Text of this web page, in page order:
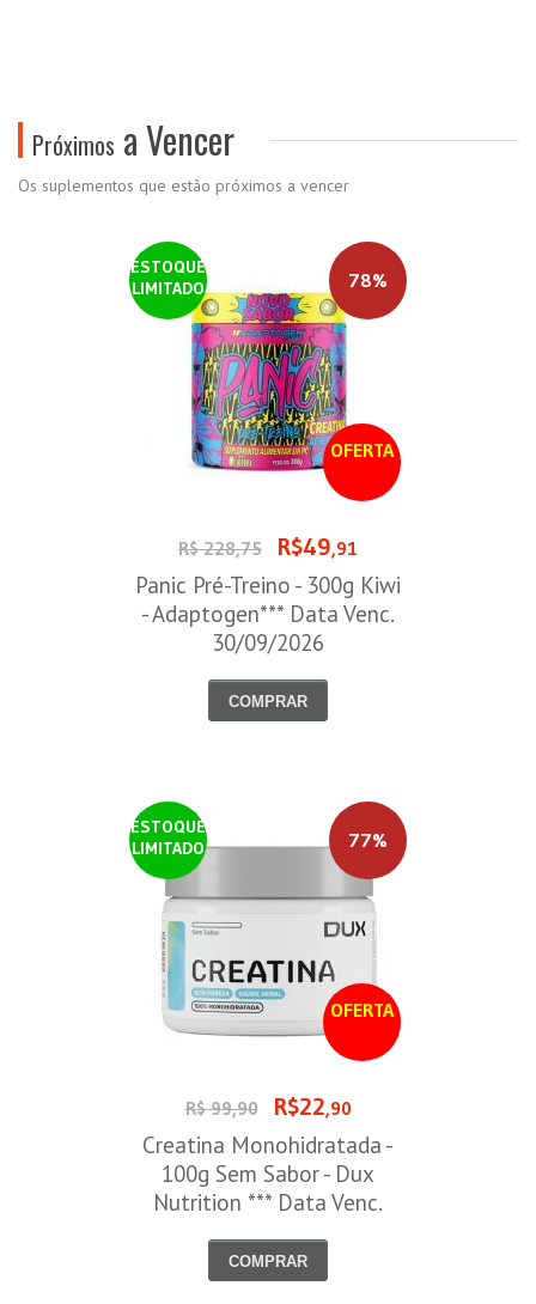
Próximos a Vencer
Os suplementos que estão próximos a vencer
ESTOQUE
LIMITADO
OFERTA
78%
R$ 228,75 R$49,91
Panic Pré-Treino - 300g Kiwi
- Adaptogen*** Data Venc.
30/09/2026
COMPRAR
ESTOQUE
LIMITADO
OFERTA
77%
R$ 99,90 R$22,90
Creatina Monohidratada -
100g Sem Sabor - Dux
Nutrition *** Data Venc.
COMPRAR